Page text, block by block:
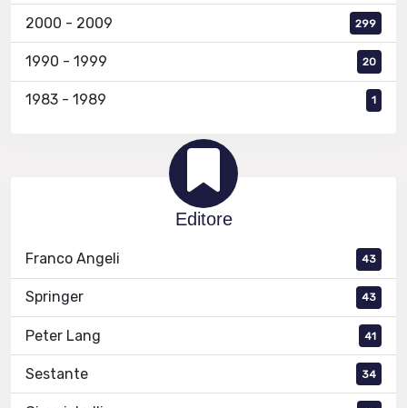
2000 - 2009 299
1990 - 1999 20
1983 - 1989 1
Editore
Franco Angeli 43
Springer 43
Peter Lang 41
Sestante 34